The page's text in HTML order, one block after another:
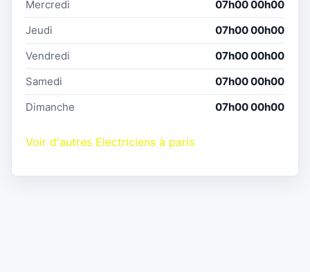
Mercredi
07h00 00h00
Jeudi
07h00 00h00
Vendredi
07h00 00h00
Samedi
07h00 00h00
Dimanche
07h00 00h00
Voir d'autres Electriciens à paris